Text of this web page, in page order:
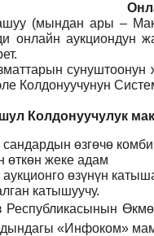
(мындан ары –
онлайн аукциондун
сунуштоонун
Колдонуучунун
Колдонуучулук
өзгөчө
өткөн жеке адам
өзүнүн
катышуучу.
Республикасынын
«Инфоком»